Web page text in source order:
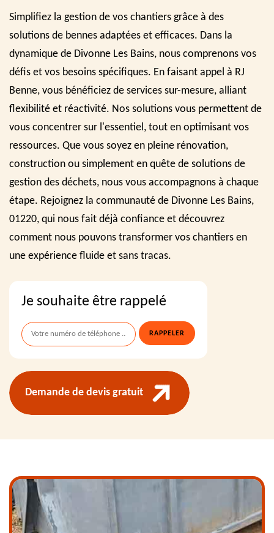
Simplifiez la gestion de vos chantiers grâce à des
solutions de bennes adaptées et efficaces. Dans la
dynamique de Divonne Les Bains, nous comprenons vos
défis et vos besoins spécifiques. En faisant appel à RJ
Benne, vous bénéficiez de services sur-mesure, alliant
flexibilité et réactivité. Nos solutions vous permettent de
vous concentrer sur l'essentiel, tout en optimisant vos
ressources. Que vous soyez en pleine rénovation,
construction ou simplement en quête de solutions de
gestion des déchets, nous vous accompagnons à chaque
étape. Rejoignez la communauté de Divonne Les Bains,
01220, qui nous fait déjà confiance et découvrez
comment nous pouvons transformer vos chantiers en
une expérience fluide et sans tracas.
Je souhaite être rappelé
Demande de devis gratuit